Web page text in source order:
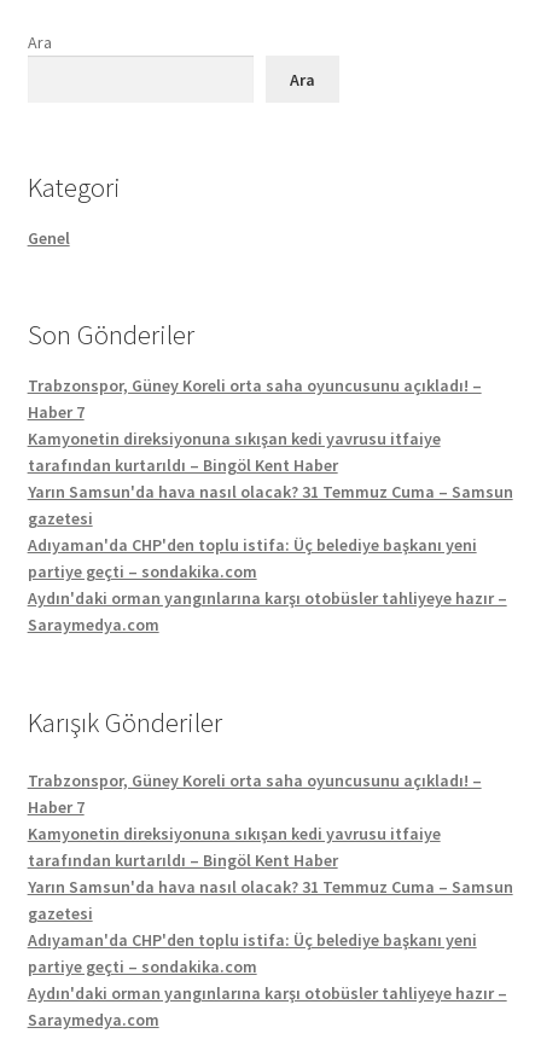
Ara
Ara
Kategori
Genel
Son Gönderiler
Trabzonspor, Güney Koreli orta saha oyuncusunu açıkladı! –
Haber 7
Kamyonetin direksiyonuna sıkışan kedi yavrusu itfaiye
tarafından kurtarıldı – Bingöl Kent Haber
Yarın Samsun'da hava nasıl olacak? 31 Temmuz Cuma – Samsun
gazetesi
Adıyaman'da CHP'den toplu istifa: Üç belediye başkanı yeni
partiye geçti – sondakika.com
Aydın'daki orman yangınlarına karşı otobüsler tahliyeye hazır –
Saraymedya.com
Karışık Gönderiler
Trabzonspor, Güney Koreli orta saha oyuncusunu açıkladı! –
Haber 7
Kamyonetin direksiyonuna sıkışan kedi yavrusu itfaiye
tarafından kurtarıldı – Bingöl Kent Haber
Yarın Samsun'da hava nasıl olacak? 31 Temmuz Cuma – Samsun
gazetesi
Adıyaman'da CHP'den toplu istifa: Üç belediye başkanı yeni
partiye geçti – sondakika.com
Aydın'daki orman yangınlarına karşı otobüsler tahliyeye hazır –
Saraymedya.com